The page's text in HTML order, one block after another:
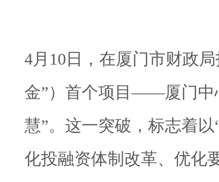
4月10日，在厦门市财政
金”）首个项目——厦门中
慧”。这一突破，标志着
化投融资体制改革、优化